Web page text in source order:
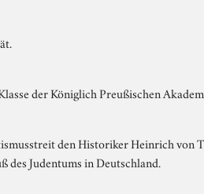
der Königlich Preußischen
den Historiker Heinrich von
des Judentums in Deutschland.